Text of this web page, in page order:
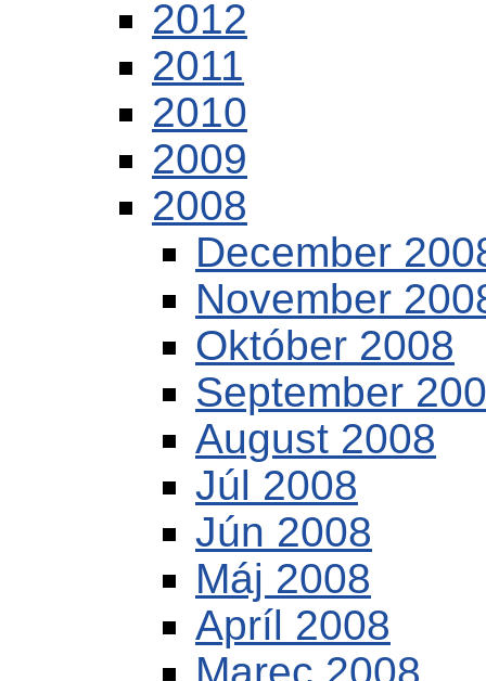
2012
2011
2010
2009
2008
December
November
Október 2008
September
August 2008
Júl 2008
Jún 2008
Máj 2008
Apríl 2008